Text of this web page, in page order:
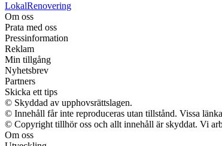
LokalRenovering
Om oss
Prata med oss
Pressinformation
Reklam
Min tillgång
Nyhetsbrev
Partners
Skicka ett tips
© Skyddad av upphovsrättslagen.
© Innehåll får inte reproduceras utan tillstånd. Vissa
© Copyright tillhör oss och allt innehåll är skyddat. Vi
Om oss